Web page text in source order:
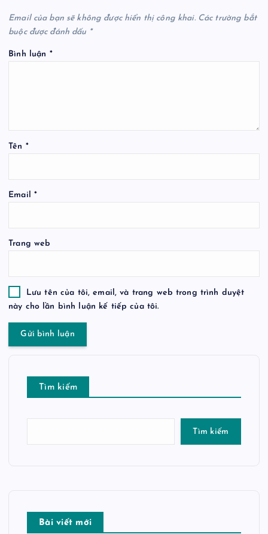
Email của bạn sẽ không được hiển thị công khai. Các trường bắt
buộc được đánh dấu *
Bình luận *
Tên *
Email *
Trang web
Lưu tên của tôi, email, và trang web trong trình duyệt
này cho lần bình luận kế tiếp của tôi.
Tìm kiếm
Tìm kiếm
Bài viết mới